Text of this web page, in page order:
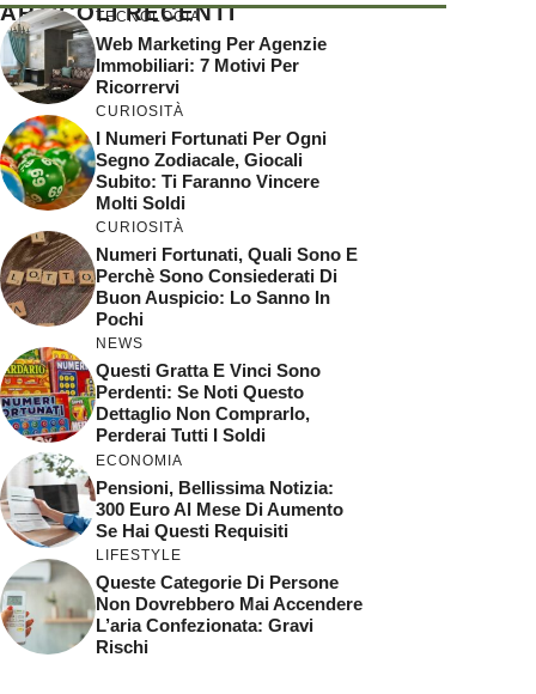
ARTICOLI RECENTI
TECNOLOGIA
Web Marketing Per Agenzie
Immobiliari: 7 Motivi Per
Ricorrervi
CURIOSITÀ
I Numeri Fortunati Per Ogni
Segno Zodiacale, Giocali
Subito: Ti Faranno Vincere
Molti Soldi
CURIOSITÀ
Numeri Fortunati, Quali Sono E
Perchè Sono Consiederati Di
Buon Auspicio: Lo Sanno In
Pochi
NEWS
Questi Gratta E Vinci Sono
Perdenti: Se Noti Questo
Dettaglio Non Comprarlo,
Perderai Tutti I Soldi
ECONOMIA
Pensioni, Bellissima Notizia:
300 Euro Al Mese Di Aumento
Se Hai Questi Requisiti
LIFESTYLE
Queste Categorie Di Persone
Non Dovrebbero Mai Accendere
L’aria Confezionata: Gravi
Rischi